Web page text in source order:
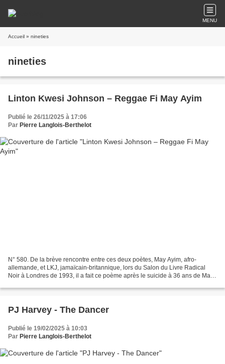
MENU
Accueil » nineties
nineties
Linton Kwesi Johnson – Reggae Fi May Ayim
Publié le 26/11/2025 à 17:06
Par Pierre Langlois-Berthelot
N° 580. De la brève rencontre entre ces deux poètes, May Ayim, afro-
allemande, et LKJ, jamaïcain-britannique, lors du Salon du Livre Radical
Noir à Londres de 1993, il a fait ce poème après le suicide à 36 ans de May
PJ Harvey - The Dancer
Publié le 19/02/2025 à 10:03
Par Pierre Langlois-Berthelot